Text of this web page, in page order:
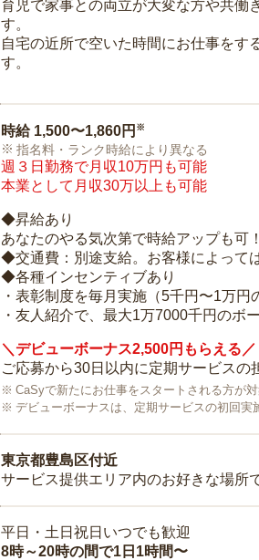
育児で家事との両立が大変な方や共働
す。
自宅の近所で空いた時間にお仕事をす
す。
時給 1,500〜1,860円 ※
指名料・ランク時給により異なる
週３日勤務で月収10万円も可能
本業として月収30万以上も可能
◆昇給あり
あなたのやる気次第で時給アップも可！
◆交通費：別途支給。お客様によって
◆各種インセンティブあり
・表彰制度を毎月実施（5千円〜1万円
・友人紹介で、最大1万7000千円のボ
＼デビューボーナス2,500円もらえる／
ご応募から30日以内に定期サービスの
CaSyで新たにお仕事をスタートされる方が
デビューボーナスは、定期サービスの初回実
東京都豊島区付近
サービス提供エリア内のお好きな場所
平日・土日祝日いつでも歓迎
8時～20時の間で1日1時間〜